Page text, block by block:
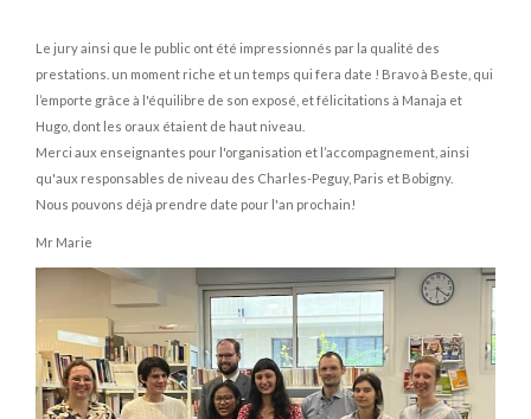
Le jury ainsi que le public ont été impressionnés par la qualité des
prestations. un moment riche et un temps qui fera date ! Bravo à Beste, qui
l’emporte grâce à l'équilibre de son exposé, et félicitations à Manaja et
Hugo, dont les oraux étaient de haut niveau.
Merci aux enseignantes pour l'organisation et l’accompagnement, ainsi
qu'aux responsables de niveau des Charles-Peguy, Paris et Bobigny.
Nous pouvons déjà prendre date pour l'an prochain!
Mr Marie